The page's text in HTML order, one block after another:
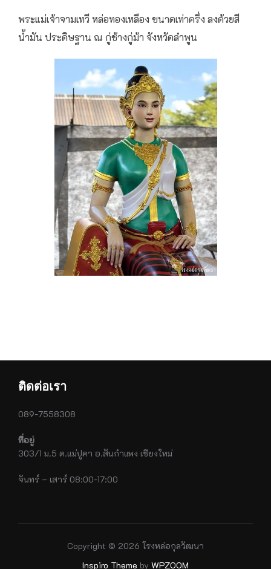
พระแม่เจ้าจามเทวี หล่อทองเหลือง ขนาดเท่าครึ่ง ลงด้วยสี
น้ำมัน ประดิษฐาน ณ​ กู่ช้างกู่ม้า จังหวัดลำพูน
ติดต่อเรา
089-7558308
ที่อยู่
303/1 ม.5 ต.แม่ปูคา อ.สันกำแพง เชียงใหม่
จันทร์ – เสาร์ 08:00-17:00
Copyright © 2026 โรงหล่อกุลวัฒนา
Inspiro Theme by WPZOOM